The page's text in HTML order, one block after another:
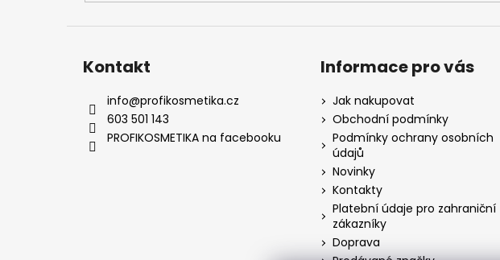
Kontakt
info@profikosmetika.cz
603 501 143
PROFIKOSMETIKA na facebooku
Informace pro vás
Jak nakupovat
Obchodní podmínky
Podmínky ochrany osobních
údajů
Novinky
Kontakty
Platební údaje pro zahraniční
zákazníky
Doprava